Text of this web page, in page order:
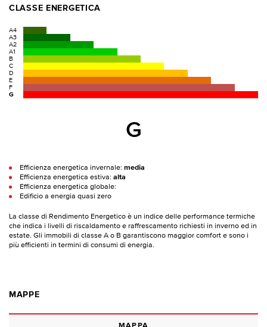
CLASSE ENERGETICA
A4
A3
A2
A1
B
C
D
E
F
G
G
Efficienza energetica invernale: media
Efficienza energetica estiva: alta
Efficienza energetica globale:
Edificio a energia quasi zero
La classe di Rendimento Energetico è un indice delle performance termiche
che indica i livelli di riscaldamento e raffrescamento richiesti in inverno ed in
estate. Gli immobili di classe A o B garantiscono maggior comfort e sono i
più efficienti in termini di consumi di energia.
MAPPE
MAPPA